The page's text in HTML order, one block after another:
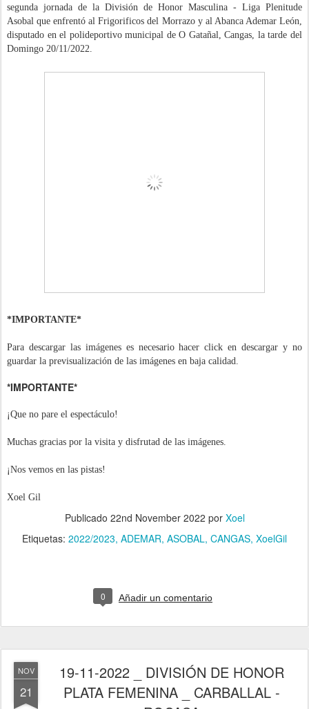
segunda jornada de la División de Honor Masculina - Liga Plenitude
Asobal que enfrentó al Frigorificos del Morrazo y al Abanca Ademar León,
disputado en el polideportivo municipal de O Gatañal, Cangas, la tarde del
Domingo 20/11/2022.
*IMPORTANTE*
Para descargar las imágenes es necesario hacer click en descargar y no
guardar la previsualización de las imágenes en baja calidad.
*IMPORTANTE*
¡Que no pare el espectáculo!
Muchas gracias por la visita y disfrutad de las imágenes.
¡Nos vemos en las pistas!
Xoel Gil
Publicado 22nd November 2022 por Xoel
Etiquetas: 2022/2023 ADEMAR ASOBAL CANGAS XoelGil
0 Añadir un comentario
NOV
21
19-11-2022 _ DIVISIÓN DE HONOR
PLATA FEMENINA _ CARBALLAL -